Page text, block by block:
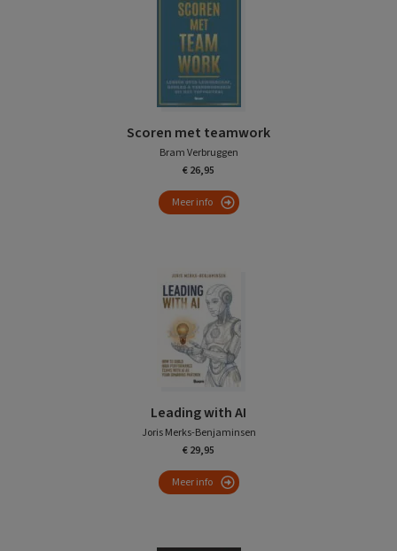
Scoren met teamwork
Bram Verbruggen
€ 26,95
Meer info
Leading with AI
Joris Merks-Benjaminsen
€ 29,95
Meer info